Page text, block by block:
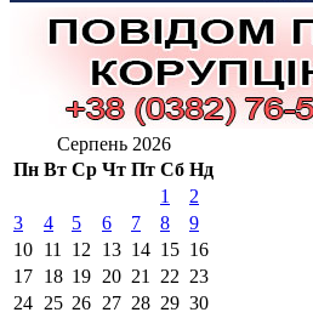
Серпень 2026
Пн Вт Ср Чт Пт Сб Нд
1
2
3
4 5 6 7 8
9
10 11 12 13 14 15 16
17 18 19 20 21 22 23
24 25 26 27 28 29 30